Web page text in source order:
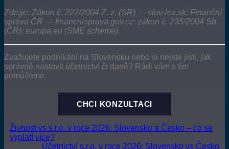
Zdroje: Zákon č. 222/2004 Z. z. (SR) — slov-lex.sk; Finanční
správa ČR — financnisprava.gov.cz; zákon č. 235/2004 Sb.
(ČR); europa.eu (SME scheme).
Zvažujete podnikání na Slovensku nebo si nejste jisti, jak
správně nastavit účetnictví či daně? Rádi vám s tím
pomůžeme.
CHCI KONZULTACI
Živnost vs s.r.o. v roce 2026: Slovensko a Česko – co se
vyplatí více?
Účetnictví s.r.o. v roce 2026: Slovensko vs Česko